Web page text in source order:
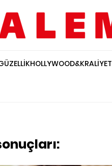
HOLLYWOOD&KRALİYET